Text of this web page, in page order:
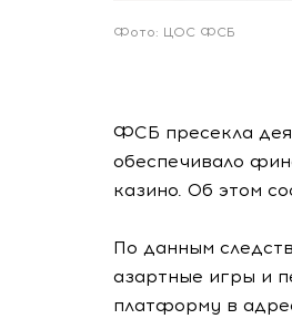
Фото: ЦОС ФСБ
ФСБ пресекла
обеспечивало
казино. Об этом
По данным
азартные игры и
платформу в